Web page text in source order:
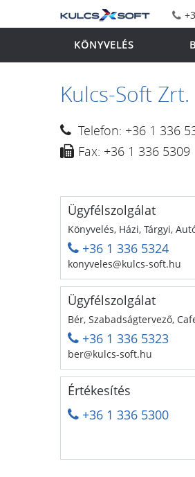
KÖNYVELÉS
Kulcs-Soft Zrt.
Telefon: +36 1 336
Fax: +36 1 336 5309
Ügyfélszolgálat
Könyvelés, Házi, Tárgyi,
+36 1 336 5324
konyveles@kulcs-soft.hu
Ügyfélszolgálat
Bér, Szabadságtervező,
+36 1 336 5323
ber@kulcs-soft.hu
Értékesítés
+36 1 336 5300